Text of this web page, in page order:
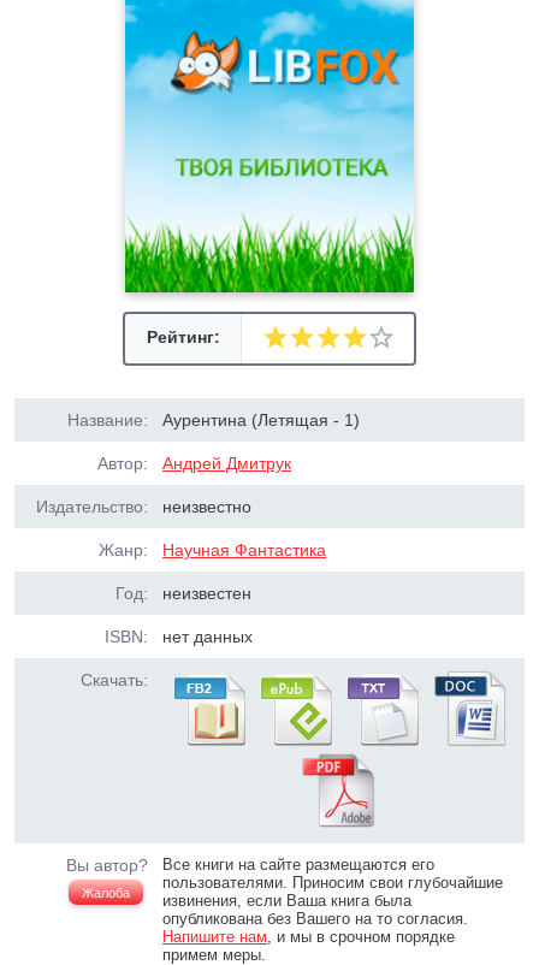
Рейтинг:
Название: Аурентина (Летящая - 1)
Автор: Андрей Дмитрук
Издательство: неизвестно
Жанр: Научная Фантастика
Год: неизвестен
ISBN: нет данных
Скачать:
Вы автор?
Жалоба
Все книги на сайте размещаются его
пользователями. Приносим свои глубочайшие
извинения, если Ваша книга была
опубликована без Вашего на то согласия.
Напишите нам, и мы в срочном порядке
примем меры.